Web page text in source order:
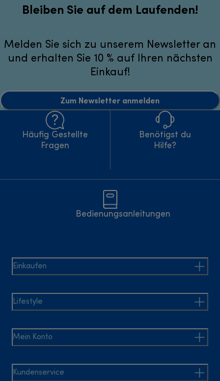
Bleiben Sie auf dem Laufenden!
Melden Sie sich zu unserem Newsletter an
und erhalten Sie 10 % auf Ihren nächsten
Einkauf!
Zum Newsletter anmelden
Häufig Gestellte
Fragen
Benötigst du
Hilfe?
Bedienungsanleitungen
Einkaufen
Lifestyle
Mein Konto
Kundenservice